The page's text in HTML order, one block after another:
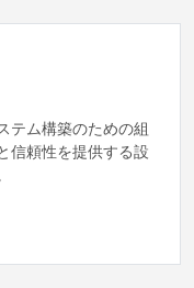
テム構築のための組
信頼性を提供する設